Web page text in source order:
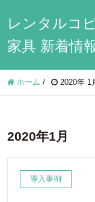
レンタルコ
家具 新着情
ホーム / 2020年 1
2020年1月
導入事例